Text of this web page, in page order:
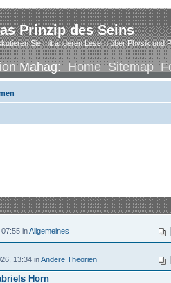
Prinzip des Seins
Sie mit anderen Lesern über Physik und
Mahag:Home Sitemap
inAllgemeines
13:34 inAndere Theorien
Horn